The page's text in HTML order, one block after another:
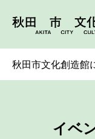
秋田市文化創造館
イベ